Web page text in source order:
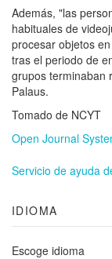
Además, "las
habituales de
procesar objetos
tras el periodo de
grupos terminaban
Palaus.
Tomado de NCYT
Open Journal
Servicio de ayuda
IDIOMA
Escoge idioma